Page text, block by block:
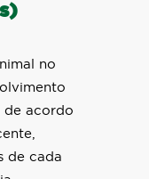
no
de acordo
de cada